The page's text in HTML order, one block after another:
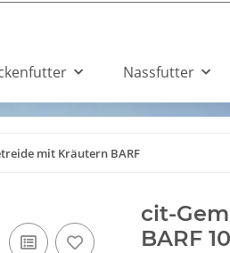
Nassfutter
mit Kräutern BARF
cit-
BARF